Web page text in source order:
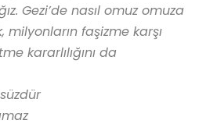
Gezi’de nasıl omuz omuza
faşizme karşı
kararlılığını da